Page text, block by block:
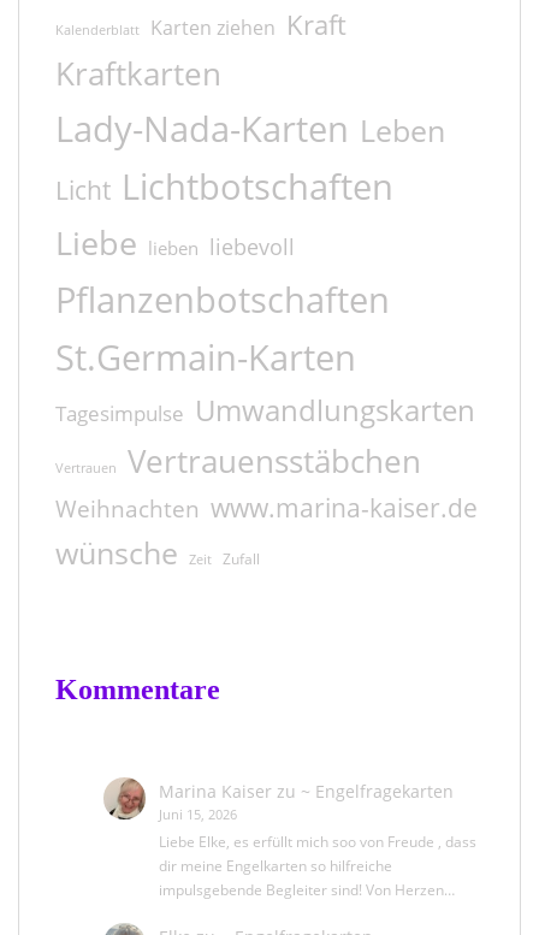
Kalenderblatt Karten ziehen Kraft
Kraftkarten
Lady-Nada-Karten Leben
Licht Lichtbotschaften
Liebe lieben liebevoll
Pflanzenbotschaften
St.Germain-Karten
Tagesimpulse Umwandlungskarten
Vertrauen Vertrauensstäbchen
Weihnachten www.marina-kaiser.de
wünsche Zeit Zufall
Kommentare
Marina Kaiserzu ~ Engelfragekarten
Juni 15, 2026
Liebe Elke, es erfüllt mich soo von Freude , dass
dir meine Engelkarten so hilfreiche
impulsgebende Begleiter sind! Von Herzen…